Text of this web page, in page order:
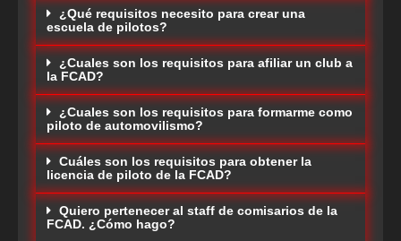
¿Qué requisitos necesito para crear una
escuela de pilotos?
¿Cuales son los requisitos para afiliar un club a
la FCAD?
¿Cuales son los requisitos para formarme como
piloto de automovilismo?
Cuáles son los requisitos para obtener la
licencia de piloto de la FCAD?
Quiero pertenecer al staff de comisarios de la
FCAD. ¿Cómo hago?